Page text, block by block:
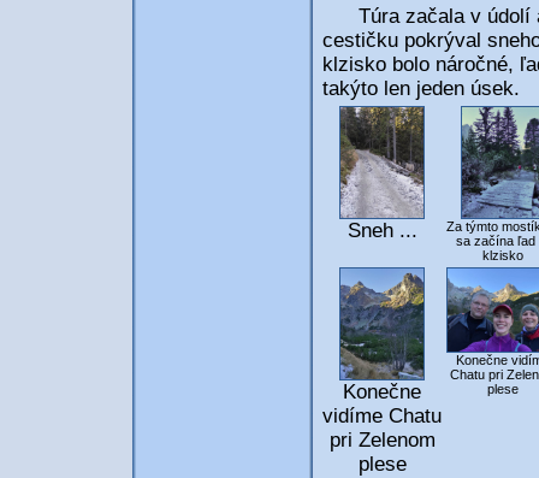
Túra začala v údolí a
cestičku pokrýval
klzisko bolo náročné,
takýto len jeden úsek.
Sneh ...
Za týmto
sa začína ľad
klzisko
Konečne
vidíme Chatu
pri Zelenom
plese
Konečne
Chatu pri
plese